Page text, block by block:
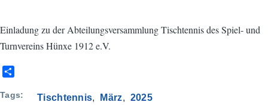
Einladung zu der Abteilungsversammlung Tischtennis des Spiel- und
Turnvereins Hünxe 1912 e.V.
a
Tags Tischtennis März 2025